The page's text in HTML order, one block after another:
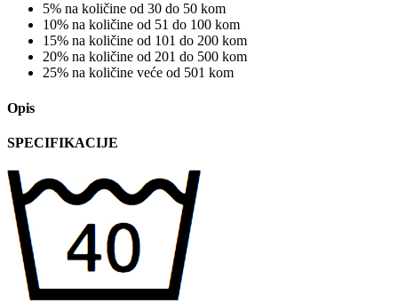
5% na količine od 30 do 50 kom
10% na količine od 51 do 100 kom
15% na količine od 101 do 200 kom
20% na količine od 201 do 500 kom
25% na količine veće od 501 kom
Opis
SPECIFIKACIJE